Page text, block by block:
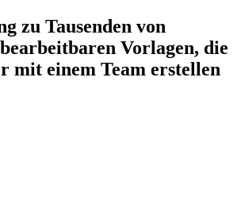
zu Tausenden von
Vorlagen, die
mit einem Team erstellen